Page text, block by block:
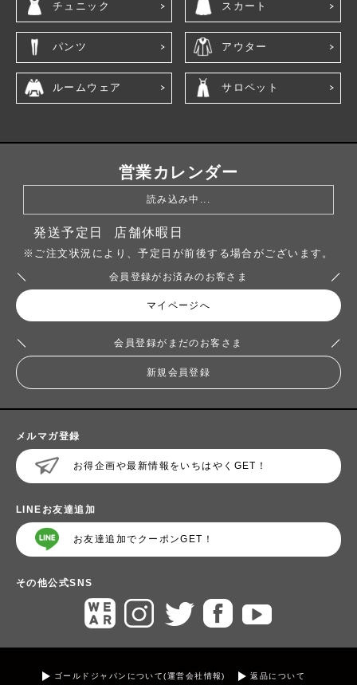
チュニック スカート
パンツ アウター
ルームウェア サロペット
営業カレンダー
読み込み中...
発送予定日 店舗休暇日
※ご注文状況により、予定日が前後する場合がございます。
会員登録がお済みのお客さま
マイページへ
会員登録がまだのお客さま
新規会員登録
メルマガ登録
お得企画や最新情報をいちはやくGET！
LINEお友達追加
お友達追加でクーポンGET！
その他公式SNS
ゴールドジャパンについて(運営会社情報) 返品について